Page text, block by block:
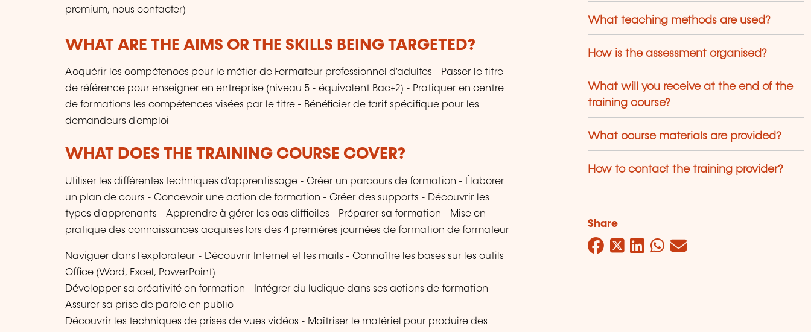
premium, nous contacter)
WHAT ARE THE AIMS OR THE SKILLS BEING TARGETED?
Acquérir les compétences pour le métier de Formateur professionnel d'adultes - Passer le titre
de référence pour enseigner en entreprise (niveau 5 - équivalent Bac+2) - Pratiquer en centre
de formations les compétences visées par le titre - Bénéficier de tarif spécifique pour les
demandeurs d'emploi
WHAT DOES THE TRAINING COURSE COVER?
Utiliser les différentes techniques d'apprentissage - Créer un parcours de formation - Élaborer
un plan de cours - Concevoir une action de formation - Créer des supports - Découvrir les
types d'apprenants - Apprendre à gérer les cas difficiles - Préparer sa formation - Mise en
pratique des connaissances acquises lors des 4 premières journées de formation de formateur
Naviguer dans l'explorateur - Découvrir Internet et les mails - Connaître les bases sur les outils
Office (Word, Excel, PowerPoint)
Développer sa créativité en formation - Intégrer du ludique dans ses actions de formation -
Assurer sa prise de parole en public
Découvrir les techniques de prises de vues vidéos - Maîtriser le matériel pour produire des
What teaching methods are used?
How is the assessment organised?
What will you receive at the end of the
training course?
What course materials are provided?
How to contact the training provider?
Share
Facebook
Twitter
LinkedIn
WhatsApp
Mail